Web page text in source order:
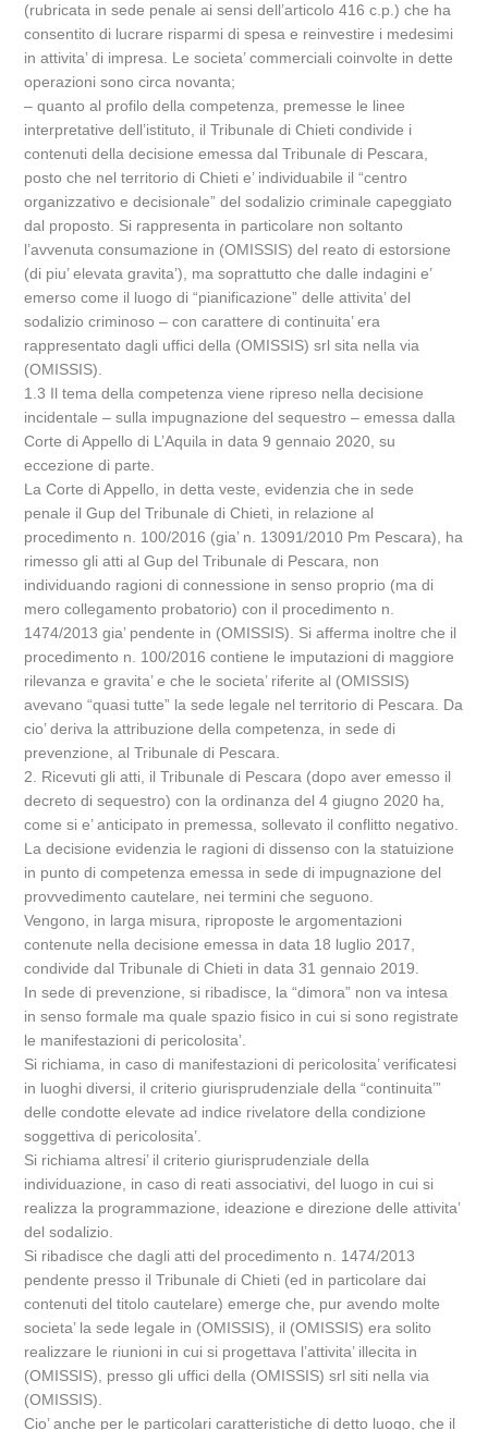
(rubricata in sede penale ai sensi dell’articolo 416 c.p.) che ha
consentito di lucrare risparmi di spesa e reinvestire i medesimi
in attivita’ di impresa. Le societa’ commerciali coinvolte in dette
operazioni sono circa novanta;
– quanto al profilo della competenza, premesse le linee
interpretative dell’istituto, il Tribunale di Chieti condivide i
contenuti della decisione emessa dal Tribunale di Pescara,
posto che nel territorio di Chieti e’ individuabile il “centro
organizzativo e decisionale” del sodalizio criminale capeggiato
dal proposto. Si rappresenta in particolare non soltanto
l’avvenuta consumazione in (OMISSIS) del reato di estorsione
(di piu’ elevata gravita’), ma soprattutto che dalle indagini e’
emerso come il luogo di “pianificazione” delle attivita’ del
sodalizio criminoso – con carattere di continuita’ era
rappresentato dagli uffici della (OMISSIS) srl sita nella via
(OMISSIS).
1.3 Il tema della competenza viene ripreso nella decisione
incidentale – sulla impugnazione del sequestro – emessa dalla
Corte di Appello di L’Aquila in data 9 gennaio 2020, su
eccezione di parte.
La Corte di Appello, in detta veste, evidenzia che in sede
penale il Gup del Tribunale di Chieti, in relazione al
procedimento n. 100/2016 (gia’ n. 13091/2010 Pm Pescara), ha
rimesso gli atti al Gup del Tribunale di Pescara, non
individuando ragioni di connessione in senso proprio (ma di
mero collegamento probatorio) con il procedimento n.
1474/2013 gia’ pendente in (OMISSIS). Si afferma inoltre che il
procedimento n. 100/2016 contiene le imputazioni di maggiore
rilevanza e gravita’ e che le societa’ riferite al (OMISSIS)
avevano “quasi tutte” la sede legale nel territorio di Pescara. Da
cio’ deriva la attribuzione della competenza, in sede di
prevenzione, al Tribunale di Pescara.
2. Ricevuti gli atti, il Tribunale di Pescara (dopo aver emesso il
decreto di sequestro) con la ordinanza del 4 giugno 2020 ha,
come si e’ anticipato in premessa, sollevato il conflitto negativo.
La decisione evidenzia le ragioni di dissenso con la statuizione
in punto di competenza emessa in sede di impugnazione del
provvedimento cautelare, nei termini che seguono.
Vengono, in larga misura, riproposte le argomentazioni
contenute nella decisione emessa in data 18 luglio 2017,
condivide dal Tribunale di Chieti in data 31 gennaio 2019.
In sede di prevenzione, si ribadisce, la “dimora” non va intesa
in senso formale ma quale spazio fisico in cui si sono registrate
le manifestazioni di pericolosita’.
Si richiama, in caso di manifestazioni di pericolosita’ verificatesi
in luoghi diversi, il criterio giurisprudenziale della “continuita’”
delle condotte elevate ad indice rivelatore della condizione
soggettiva di pericolosita’.
Si richiama altresi’ il criterio giurisprudenziale della
individuazione, in caso di reati associativi, del luogo in cui si
realizza la programmazione, ideazione e direzione delle attivita’
del sodalizio.
Si ribadisce che dagli atti del procedimento n. 1474/2013
pendente presso il Tribunale di Chieti (ed in particolare dai
contenuti del titolo cautelare) emerge che, pur avendo molte
societa’ la sede legale in (OMISSIS), il (OMISSIS) era solito
realizzare le riunioni in cui si progettava l’attivita’ illecita in
(OMISSIS), presso gli uffici della (OMISSIS) srl siti nella via
(OMISSIS).
Cio’ anche per le particolari caratteristiche di detto luogo, che il